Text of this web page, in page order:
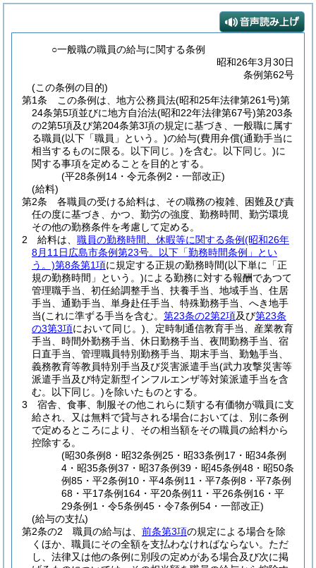
○一般職の職員の給与に関する条例
昭和26年3月30日
条例第62号
(この条例の目的)
第1条
この条例は、地方公務員法(昭和25年法律第261号)第
24条第5項並びに地方自治法(昭和22年法律第67号)第203条
の2第5項及び第204条第3項の規定に基づき、一般職に属す
る職員(以下「職員」という。)の給与(費用弁償(通勤手当に
相当するものに限る。以下同じ。)を含む。以下同じ。)に
関する事項を定めることを目的とする。
(平28条例14・令元条例2・一部改正)
(給料)
第2条
各職員の受ける給料は、その職務の複雑、困難及び責
任の度に基づき、かつ、勤労の強度、勤務時間、勤労環境
その他の勤務条件を考慮して定める。
2
給料は、 職員の勤務時間、休暇等に関する条例(昭和26年
8月11日広島市条例第23号。以下「勤務時間条例」とい
う。)第8条第1項に規定する正規の勤務時間(以下単に「正
規の勤務時間」という。)による勤務に対する報酬であつて
管理職手当、初任給調整手当、扶養手当、地域手当、住居
手当、通勤手当、単身赴任手当、特殊勤務手当、へき地手
当(これに準ずる手当を含む。 第23条の2第2項及び第23条
の3第3項において同じ。) 、定時制通信教育手当、産業教育
手当、時間外勤務手当、休日勤務手当、夜間勤務手当、宿
日直手当、管理職員特別勤務手当、期末手当、勤勉手当、
義務教育等教員特別手当及び災害派遣手当(武力攻撃災害等
派遣手当及び特定新型インフルエンザ等対策派遣手当を含
む。以下同じ。)を除いたものとする。
3
宿舎、食事、制服その他これらに類する有価物が職員に支
給され、又は無料で貸与される場合においては、別に条例
で定めるところにより、その相当額をその職員の給料から
控除する。
(昭30条例8・昭32条例25・昭33条例17・昭34条例
4・昭35条例37・昭37条例39・昭45条例48・昭50条
例85・平2条例10・平4条例11・平7条例8・平7条例
68・平17条例164・平20条例11・平26条例16・平
29条例1・令5条例45・令7条例54・一部改正)
(給与の支払)
第2条の2
職員の給与は、 前条第3項の規定による場合を除
くほか、職員にその全額を支払わなければならない。 ただ
し、法律又は他の条例に別段の定めがある場合及び次に掲